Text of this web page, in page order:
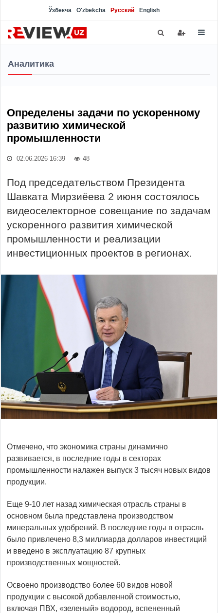
Ўзбекча O'zbekcha Русский English
Аналитика
Определены задачи по ускоренному
развитию химической
промышленности
02.06.2026 16:39 48
Под председательством Президента
Шавката Мирзиёева 2 июня состоялось
видеоселекторное совещание по задачам
ускоренного развития химической
промышленности и реализации
инвестиционных проектов в регионах.
Отмечено, что экономика страны динамично
развивается, в последние годы в секторах
промышленности налажен выпуск 3 тысяч новых видов
продукции.
Еще 9-10 лет назад химическая отрасль страны в
основном была представлена производством
минеральных удобрений. В последние годы в отрасль
было привлечено 8,3 миллиарда долларов инвестиций
и введено в эксплуатацию 87 крупных
производственных мощностей.
Освоено производство более 60 видов новой
продукции с высокой добавленной стоимостью,
включая ПВХ, «зеленый» водород, вспененный